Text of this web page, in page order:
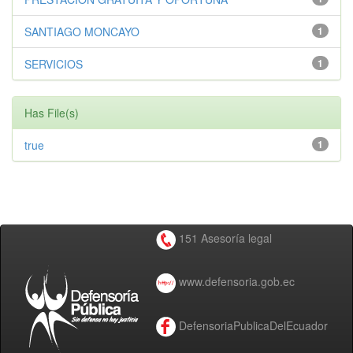
1
SANTIAGO MONCAYO
1
SERVICIOS
Has File(s)
1
true
151 Asesoría legal
www.defensoria.gob.ec
DefensoriaPublicaDelEcuador